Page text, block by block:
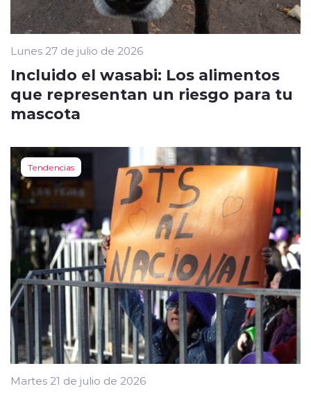
Lunes 27 de julio de 2026
Incluido el wasabi: Los alimentos
que representan un riesgo para tu
mascota
Tendencias
Martes 21 de julio de 2026